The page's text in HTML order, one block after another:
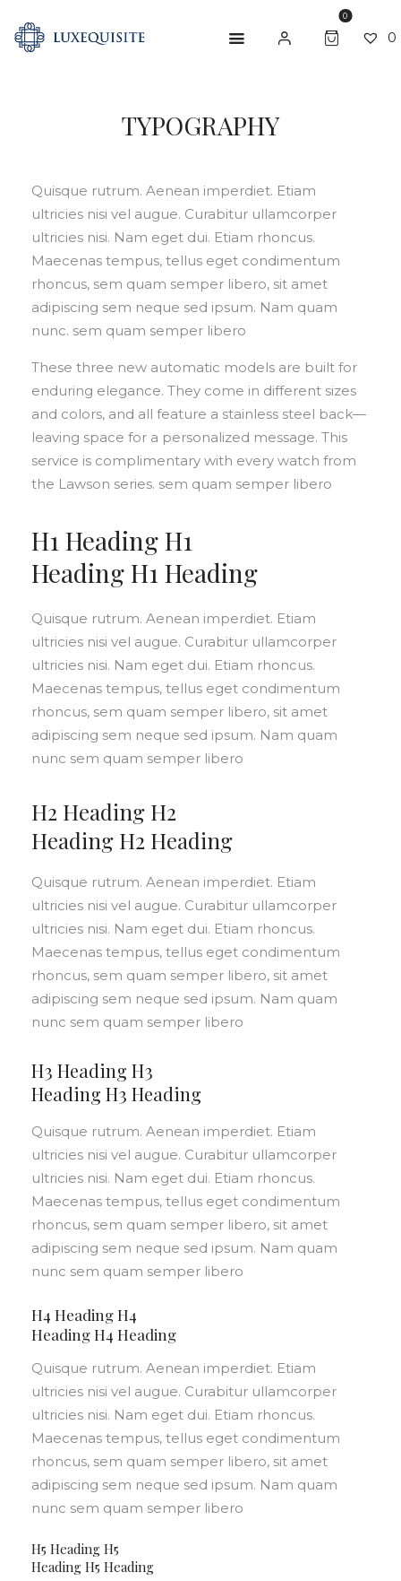
0
0
TYPOGRAPHY
ABOUT US
BESPOKE
GIFT CARD
CONTACT US
Quisque rutrum. Aenean imperdiet. Etiam
ultricies nisi vel augue. Curabitur ullamcorper
ultricies nisi. Nam eget dui. Etiam rhoncus.
Maecenas tempus, tellus eget condimentum
rhoncus, sem quam semper libero, sit amet
adipiscing sem neque sed ipsum. Nam quam
nunc. sem quam semper libero
These three new automatic models are built for
enduring elegance. They come in different sizes
and colors, and all feature a stainless steel back—
leaving space for a personalized message. This
service is complimentary with every watch from
the Lawson series. sem quam semper libero
H1 Heading H1
Heading H1 Heading
Quisque rutrum. Aenean imperdiet. Etiam
ultricies nisi vel augue. Curabitur ullamcorper
ultricies nisi. Nam eget dui. Etiam rhoncus.
Maecenas tempus, tellus eget condimentum
rhoncus, sem quam semper libero, sit amet
adipiscing sem neque sed ipsum. Nam quam
nunc sem quam semper libero
H2 Heading H2
Heading H2 Heading
Quisque rutrum. Aenean imperdiet. Etiam
ultricies nisi vel augue. Curabitur ullamcorper
ultricies nisi. Nam eget dui. Etiam rhoncus.
Maecenas tempus, tellus eget condimentum
rhoncus, sem quam semper libero, sit amet
adipiscing sem neque sed ipsum. Nam quam
nunc sem quam semper libero
H3 Heading H3
Heading H3 Heading
Quisque rutrum. Aenean imperdiet. Etiam
ultricies nisi vel augue. Curabitur ullamcorper
ultricies nisi. Nam eget dui. Etiam rhoncus.
Maecenas tempus, tellus eget condimentum
rhoncus, sem quam semper libero, sit amet
adipiscing sem neque sed ipsum. Nam quam
nunc sem quam semper libero
H4 Heading H4
Heading H4 Heading
Quisque rutrum. Aenean imperdiet. Etiam
ultricies nisi vel augue. Curabitur ullamcorper
ultricies nisi. Nam eget dui. Etiam rhoncus.
Maecenas tempus, tellus eget condimentum
rhoncus, sem quam semper libero, sit amet
adipiscing sem neque sed ipsum. Nam quam
nunc sem quam semper libero
H5 Heading H5
Heading H5 Heading